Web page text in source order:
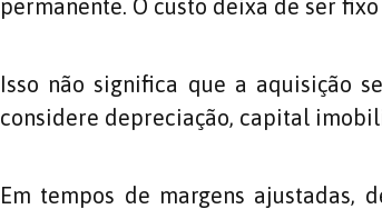
permanente. O custo deixa de ser
Isso não significa que a aquisição
considere depreciação, capital
Em tempos de margens ajustadas,